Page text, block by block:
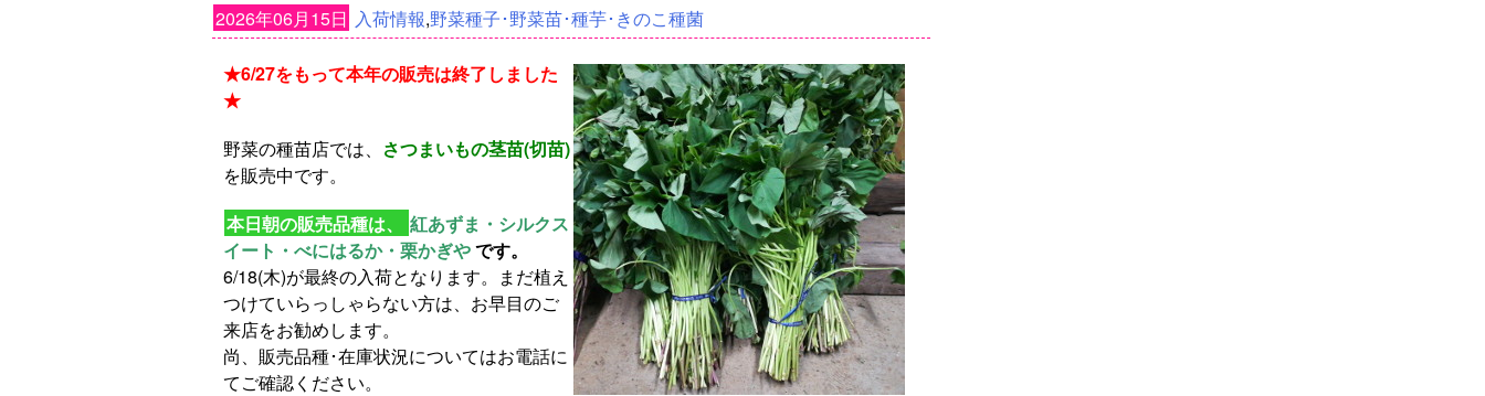
2026年06月15日 入荷情報,野菜種子･野菜苗･種芋･きのこ種菌
★6/27をもって本年の販売は終了しました
★
野菜の種苗店では、 さつまいもの茎苗(切苗)
を販売中です。
本日朝の販売品種は、 紅あずま・シルクス
イート・べにはるか・栗かぎやです。
6/18(木)が最終の入荷となります。まだ植え
つけていらっしゃらない方は、お早目のご
来店をお勧めします。
尚、販売品種･在庫状況についてはお電話に
てご確認ください。